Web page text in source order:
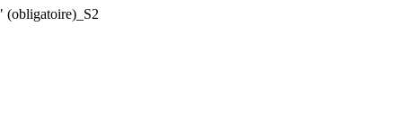
(obligatoire)_S2